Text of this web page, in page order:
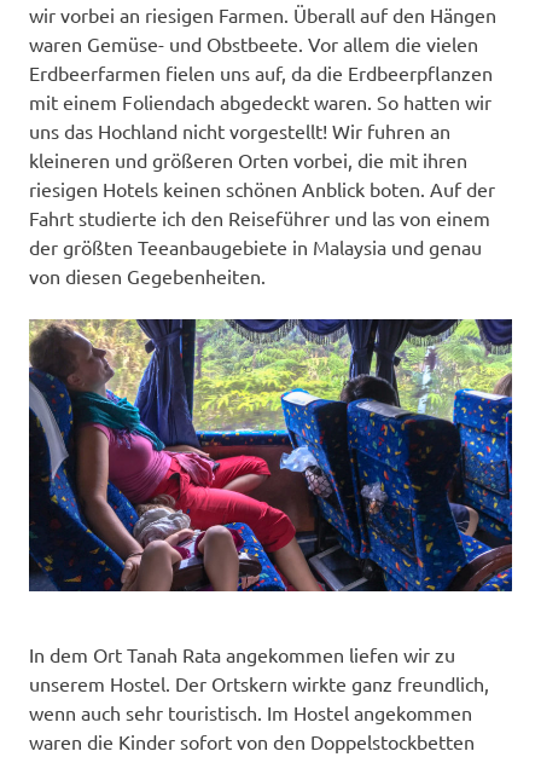
wir vorbei an riesigen Farmen. Überall auf den Hängen
waren Gemüse- und Obstbeete. Vor allem die vielen
Erdbeerfarmen fielen uns auf, da die Erdbeerpflanzen
mit einem Foliendach abgedeckt waren. So hatten wir
uns das Hochland nicht vorgestellt! Wir fuhren an
kleineren und größeren Orten vorbei, die mit ihren
riesigen Hotels keinen schönen Anblick boten. Auf der
Fahrt studierte ich den Reiseführer und las von einem
der größten Teeanbaugebiete in Malaysia und genau
von diesen Gegebenheiten.
In dem Ort Tanah Rata angekommen liefen wir zu
unserem Hostel. Der Ortskern wirkte ganz freundlich,
wenn auch sehr touristisch. Im Hostel angekommen
waren die Kinder sofort von den Doppelstockbetten